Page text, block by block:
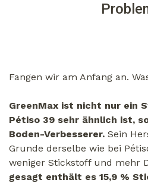
Fangen wir am Anfang an.
GreenMax ist nicht nur ein
Pétiso 39 sehr ähnlich ist,
Boden-Verbesserer. Sein
Grunde derselbe wie bei
weniger Stickstoff und mehr
gesagt enthält es 15,9 %